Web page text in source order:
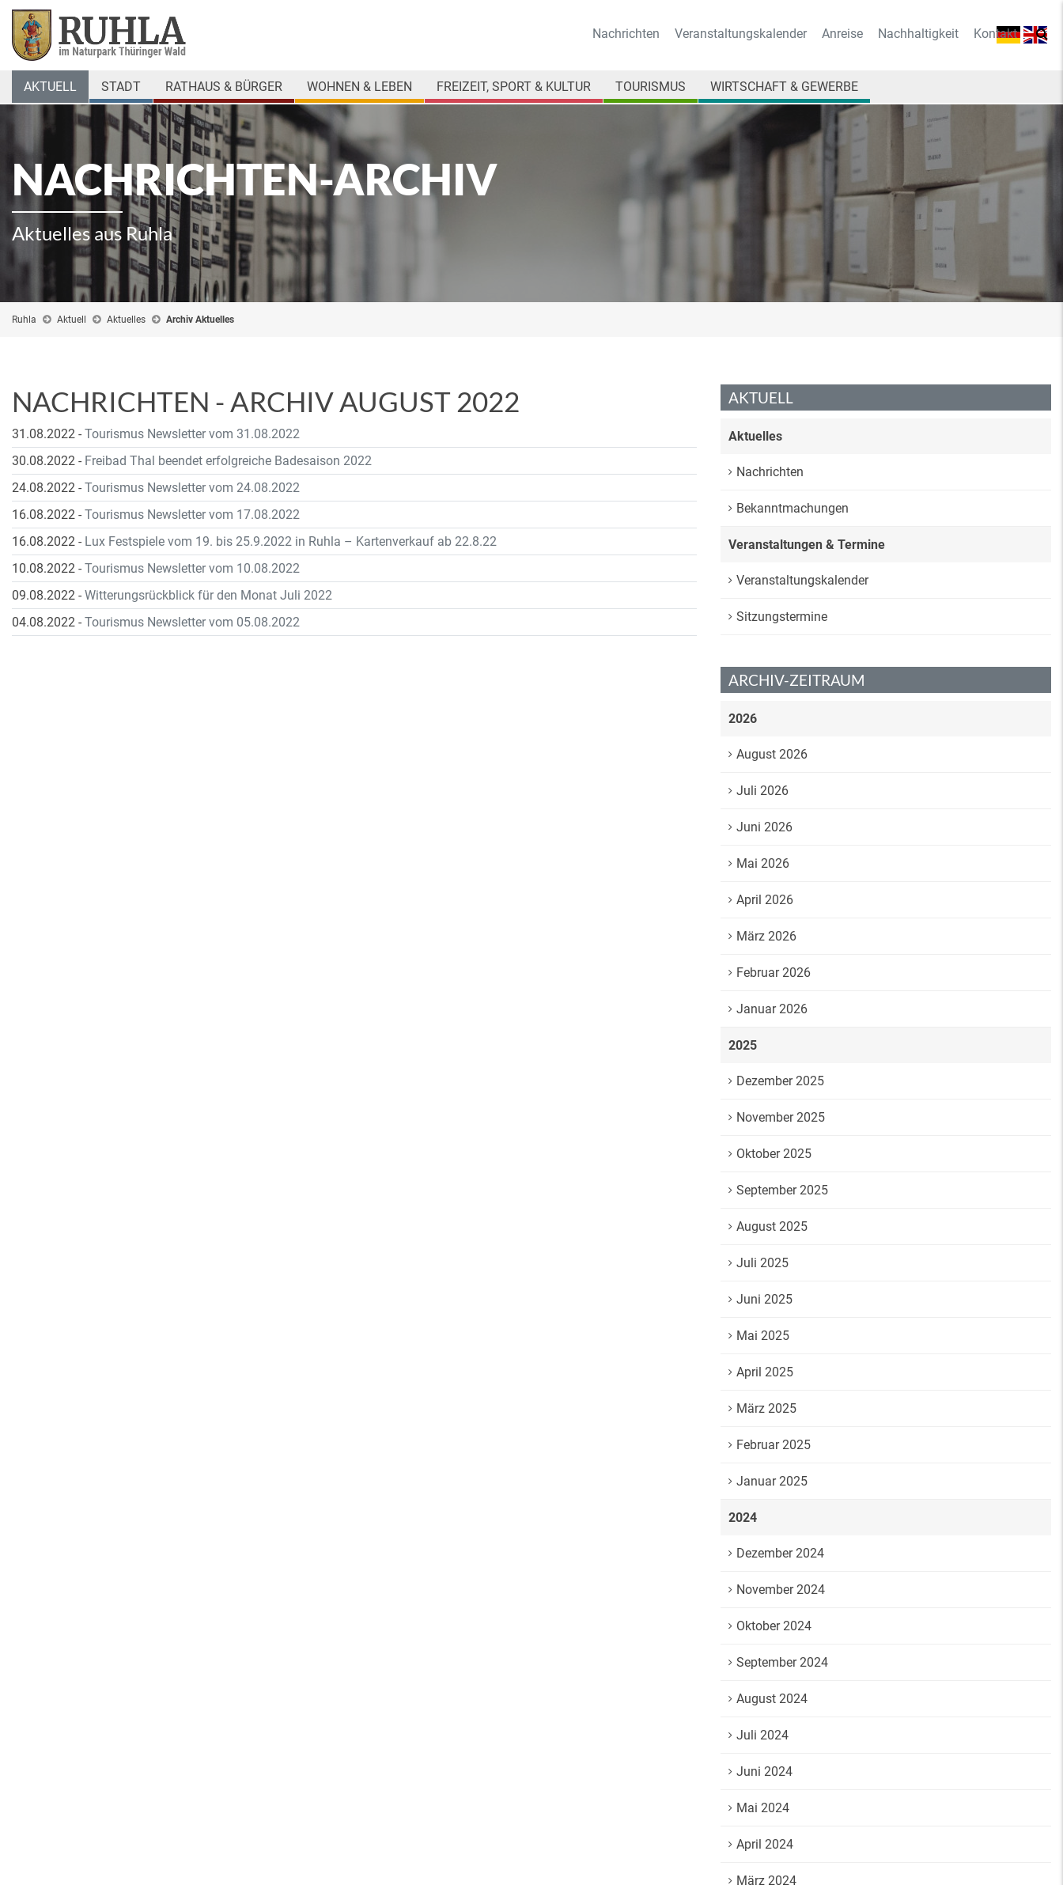
Nachrichten Veranstaltungskalender Anreise Nachhaltigkeit Kontakt
AKTUELL STADT RATHAUS & BÜRGER WOHNEN & LEBEN FREIZEIT, SPORT & KULTUR TOURISMUS WIRTSCHAFT & GEWERBE
NACHRICHTEN-ARCHIV
Aktuelles aus Ruhla
Ruhla Aktuell Aktuelles Archiv Aktuelles
NACHRICHTEN - ARCHIV AUGUST 2022
31.08.2022 - Tourismus Newsletter vom 31.08.2022
30.08.2022 - Freibad Thal beendet erfolgreiche Badesaison 2022
24.08.2022 - Tourismus Newsletter vom 24.08.2022
16.08.2022 - Tourismus Newsletter vom 17.08.2022
16.08.2022 - Lux Festspiele vom 19. bis 25.9.2022 in Ruhla – Kartenverkauf ab 22.8.22
10.08.2022 - Tourismus Newsletter vom 10.08.2022
09.08.2022 - Witterungsrückblick für den Monat Juli 2022
04.08.2022 - Tourismus Newsletter vom 05.08.2022
AKTUELL
Aktuelles
Nachrichten
Bekanntmachungen
Veranstaltungen & Termine
Veranstaltungskalender
Sitzungstermine
ARCHIV-ZEITRAUM
2026
August 2026
Juli 2026
Juni 2026
Mai 2026
April 2026
März 2026
Februar 2026
Januar 2026
2025
Dezember 2025
November 2025
Oktober 2025
September 2025
August 2025
Juli 2025
Juni 2025
Mai 2025
April 2025
März 2025
Februar 2025
Januar 2025
2024
Dezember 2024
November 2024
Oktober 2024
September 2024
August 2024
Juli 2024
Juni 2024
Mai 2024
April 2024
März 2024